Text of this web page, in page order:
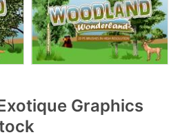
Graphics